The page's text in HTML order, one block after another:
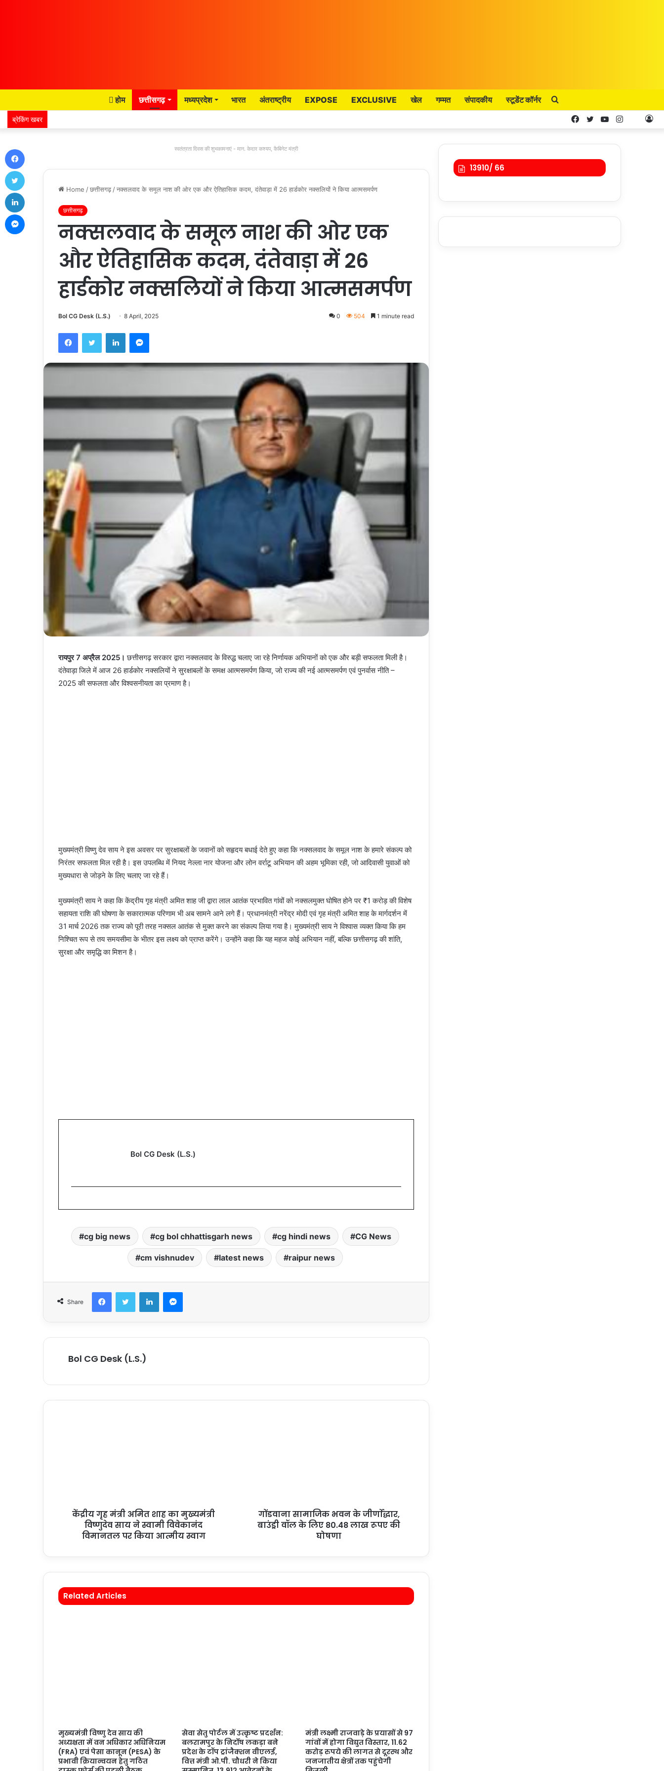
होम छत्तीसगढ़ मध्यप्रदेश भारत अंतराष्ट्रीय EXPOSE EXCLUSIVE खेल गम्मत संपादकीय स्टूडेंट कॉर्नर
ब्रेकिंग खबर Instagram
YouTube
Twitter
Facebook
स्वतंत्रता दिवस की शुभकामनाएं - मान. केदार कश्यप, कैबिनेट मंत्री
Home /छत्तीसगढ़ /नक्सलवाद के समूल नाश की ओर एक और ऐतिहासिक कदम, दंतेवाड़ा में 26 हार्डकोर नक्सलियों ने किया आत्मसमर्पण
छत्तीसगढ़
नक्सलवाद के समूल नाश की ओर एक
और ऐतिहासिक कदम, दंतेवाड़ा में 26
हार्डकोर नक्सलियों ने किया आत्मसमर्पण
Bol CG Desk (L.S.) 8 April, 2025 0 504 1 minute read
FacebookTwitter LinkedInMessenger
रायपुर 7 अप्रैल 2025। छत्तीसगढ़ सरकार द्वारा नक्सलवाद के विरुद्ध चलाए जा रहे निर्णायक अभियानों को एक और बड़ी सफलता मिली है।
दंतेवाड़ा जिले में आज 26 हार्डकोर नक्सलियों ने सुरक्षाबलों के समक्ष आत्मसमर्पण किया, जो राज्य की नई आत्मसमर्पण एवं पुनर्वास नीति –
2025 की सफलता और विश्वसनीयता का प्रमाण है।
मुख्यमंत्री विष्णु देव साय ने इस अवसर पर सुरक्षाबलों के जवानों को सहृदय बधाई देते हुए कहा कि नक्सलवाद के समूल नाश के हमारे संकल्प को
निरंतर सफलता मिल रही है। इस उपलब्धि में नियद नेल्ला नार योजना और लोन वर्राटू अभियान की अहम भूमिका रही, जो आदिवासी युवाओं को
मुख्यधारा से जोड़ने के लिए चलाए जा रहे हैं।
मुख्यमंत्री साय ने कहा कि केंद्रीय गृह मंत्री अमित शाह जी द्वारा लाल आतंक प्रभावित गांवों को नक्सलमुक्त घोषित होने पर ₹1 करोड़ की विशेष
सहायता राशि की घोषणा के सकारात्मक परिणाम भी अब सामने आने लगे हैं। प्रधानमंत्री नरेंद्र मोदी एवं गृह मंत्री अमित शाह के मार्गदर्शन में
31 मार्च 2026 तक राज्य को पूरी तरह नक्सल आतंक से मुक्त करने का संकल्प लिया गया है। मुख्यमंत्री साय ने विश्वास व्यक्त किया कि हम
निश्चित रूप से तय समयसीमा के भीतर इस लक्ष्य को प्राप्त करेंगे। उन्होंने कहा कि यह महज कोई अभियान नहीं, बल्कि छत्तीसगढ़ की शांति,
सुरक्षा और समृद्धि का मिशन है।
Bol CG Desk (L.S.)
cg big news cg bol chhattisgarh news cg hindi news CG News
cm vishnudev latest news raipur news
Share
FacebookTwitter LinkedInMessenger
Bol CG Desk (L.S.)
केंद्रीय गृह मंत्री अमित शाह का मुख्यमंत्री
विष्णुदेव साय ने स्वामी विवेकानंद
विमानतल पर किया आत्मीय स्वाग
गोंडवाना सामाजिक भवन के जीर्णाेद्धार,
बाउंड्री वॉल के लिए 80.48 लाख रूपए की
घोषणा
Related Articles
मुख्यमंत्री विष्णु देव साय की
अध्यक्षता में वन अधिकार अधिनियम
(FRA) एवं पेसा कानून (PESA) के
प्रभावी क्रियान्वयन हेतु गठित
सेवा सेतु पोर्टल में उत्कृष्ट प्रदर्शन:
बलरामपुर के निर्दोष लकड़ा बने
प्रदेश के टॉप ट्रांजैक्शन वीएलई,
वित्त मंत्री ओ.पी. चौधरी ने किया
मंत्री लक्ष्मी राजवाड़े के प्रयासों से 97
गांवों में होगा विद्युत विस्तार, 11.62
करोड़ रुपये की लागत से दूरस्थ और
जनजातीय क्षेत्रों तक पहुंचेगी
13910/ 66
Messenger